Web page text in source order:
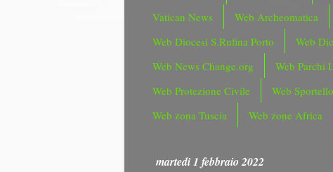
Vatican News
Web Archeomatica
Web Diocesi S.Rufina Porto
Web
Web News Change.org
Web Parchi
Web Protezione Civile
Web
Web zona Tuscia
Web zone Africa
martedì 1 febbraio 2022